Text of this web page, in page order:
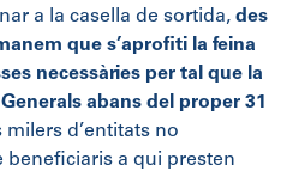
a la casella de sortida, des
que s’aprofiti la feina
necessàries per tal que la
abans del proper 31
milers d’entitats no
beneficiaris a qui presten